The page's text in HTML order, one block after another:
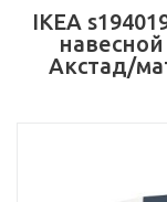
IKEA
Акстад/